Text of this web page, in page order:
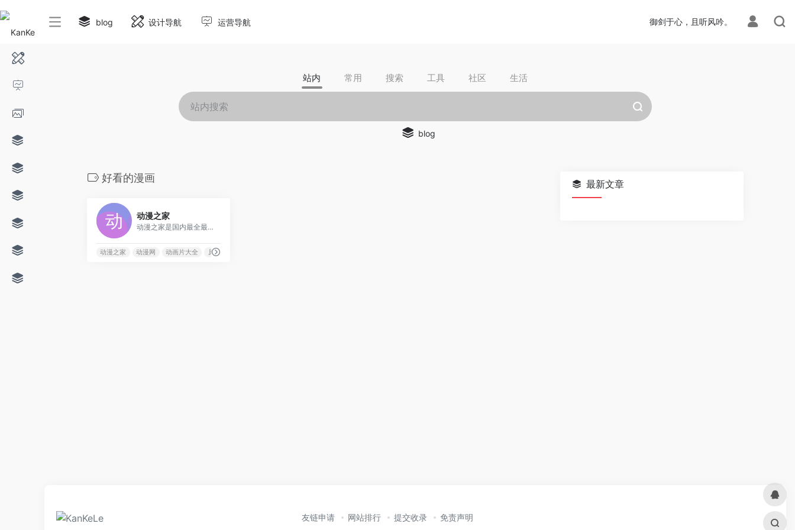
blog 设计导航 运营导航 御剑于心，且听风吟。
站内 常用 搜索 工具 社区 生活
blog
好看的漫画
动漫之家
动漫之家是国内最全最专业的在线漫画、原创漫画、最好看的动漫网站，每周更新各种原创漫画、日本动漫，动画片大全、漫画大全、好看的漫画尽在动漫之家漫画网。
动漫之家 动漫网 动画片大全 原创漫画
最新文章
友链申请 网站排行 提交收录 免责声明